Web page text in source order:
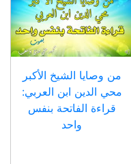
من وصايا الشيخ الأكبر
محي الدين ابن العربي:
قراءة الفاتحة بنفس
واحد